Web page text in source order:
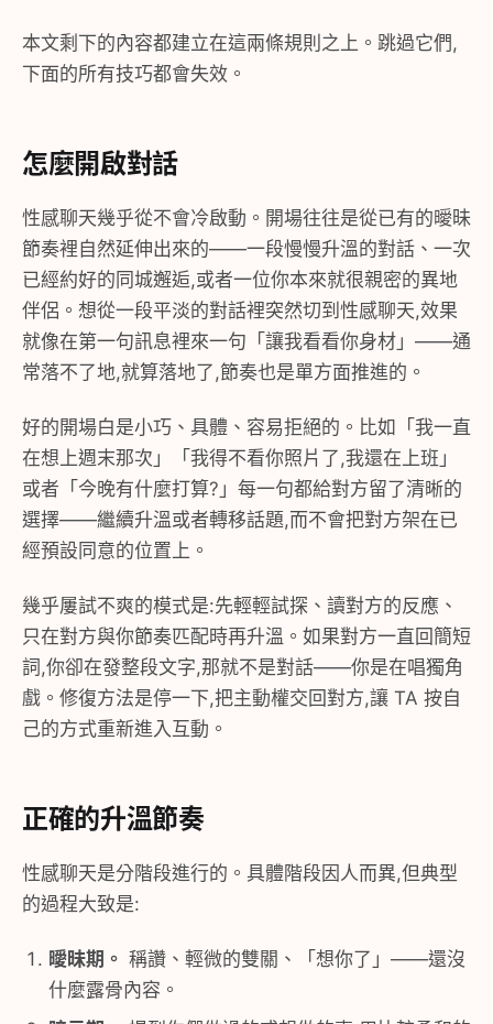
本文剩下的內容都建立在這兩條規則之上。跳過它們,
下面的所有技巧都會失效。
怎麼開啟對話
性感聊天幾乎從不會冷啟動。開場往往是從已有的曖昧
節奏裡自然延伸出來的——一段慢慢升溫的對話、一次
已經約好的同城邂逅,或者一位你本來就很親密的異地
伴侶。想從一段平淡的對話裡突然切到性感聊天,效果
就像在第一句訊息裡來一句「讓我看看你身材」——通
常落不了地,就算落地了,節奏也是單方面推進的。
好的開場白是小巧、具體、容易拒絕的。比如「我一直
在想上週末那次」「我得不看你照片了,我還在上班」
或者「今晚有什麼打算?」每一句都給對方留了清晰的
選擇——繼續升溫或者轉移話題,而不會把對方架在已
經預設同意的位置上。
幾乎屢試不爽的模式是:先輕輕試探、讀對方的反應、
只在對方與你節奏匹配時再升溫。如果對方一直回簡短
詞,你卻在發整段文字,那就不是對話——你是在唱獨角
戲。修復方法是停一下,把主動權交回對方,讓 TA 按自
己的方式重新進入互動。
正確的升溫節奏
性感聊天是分階段進行的。具體階段因人而異,但典型
的過程大致是:
曖昧期。 稱讚、輕微的雙關、「想你了」——還沒
什麼露骨內容。